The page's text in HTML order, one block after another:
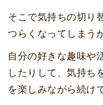
そこで気持ちの切り
つらくなってしまう
自分の好きな趣味や
したりして、気持ち
を楽しみながら続け